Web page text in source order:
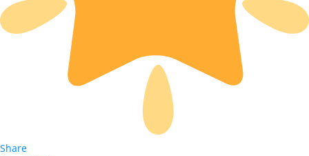
Share